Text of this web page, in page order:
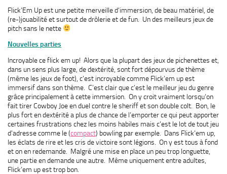
Flick’Em Up est une petite merveille d’immersion, de beau matériel, de
(re-)jouabilité et surtout de drôlerie et de fun. Un des meilleurs jeux de
pitch sans le nette
Nouvelles parties
Incroyable ce flick em up! Alors que la plupart des jeux de pichenettes et,
dans un sens plus large, de dextérité, sont fort dépourvus de thème
(même les jeux de foot), c’est incroyable comme Flick’em up est
immersif dans son thème. C’est clair que c’est le meilleur jeu du genre
grâce principalement à cette immersion. On y croit vraiment lorsqu’on
fait tirer Cowboy Joe en duel contre le sheriff et son double colt. Bon, le
plus fort en dextérité a plus de chance de l’emporter ce qui peut apporter
certaines frustrations chez les moins habiles mais c’est le lot de tout jeu
d’adresse comme le (compact) bowling par exemple. Dans Flick’em up,
les éclats de rire et les cris de victoire sont légions. On y est tous à fond
et on en redemande. Malgré une mise en place un peu trop longuette,
une partie en demande une autre. Même uniquement entre adultes,
Flick’em up est trop bon.